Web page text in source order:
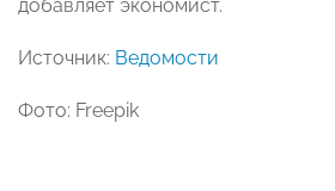
добавляет экономист.
Источник: Ведомости
Фото: Freepik